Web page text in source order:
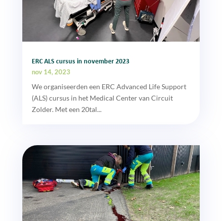
ERC ALS cursus in november 2023
nov 14, 2023
We organiseerden een ERC Advanced Life Support
(ALS) cursus in het Medical Center van Circuit
Zolder. Met een 20tal...